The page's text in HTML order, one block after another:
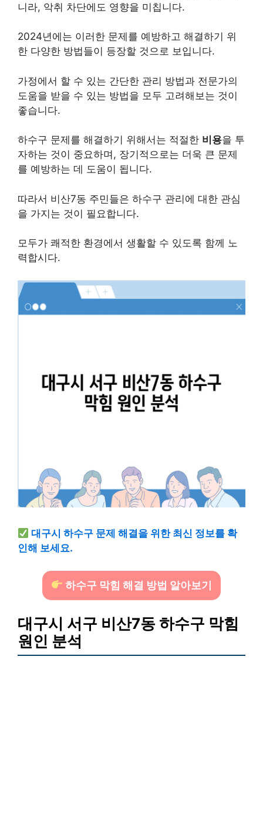
니라, 악취 차단에도 영향을 미칩니다.
2024년에는 이러한 문제를 예방하고 해결하기 위
한 다양한 방법들이 등장할 것으로 보입니다.
가정에서 할 수 있는 간단한 관리 방법과 전문가의
도움을 받을 수 있는 방법을 모두 고려해보는 것이
좋습니다.
하수구 문제를 해결하기 위해서는 적절한 비용을 투
자하는 것이 중요하며, 장기적으로는 더욱 큰 문제
를 예방하는 데 도움이 됩니다.
따라서 비산7동 주민들은 하수구 관리에 대한 관심
을 가지는 것이 필요합니다.
모두가 쾌적한 환경에서 생활할 수 있도록 함께 노
력합시다.
대구시 하수구 문제 해결을 위한 최신 정보를 확
인해 보세요.
하수구 막힘 해결 방법 알아보기
대구시 서구 비산7동 하수구 막힘
원인 분석